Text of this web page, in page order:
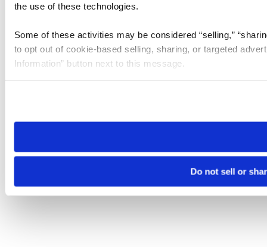
the use of these technologies.
Some of these activities may be considered “selling,”
to opt out of cookie-based selling, sharing, or targeted
Information” button next to this message.
need to be set again.
Do not sell or